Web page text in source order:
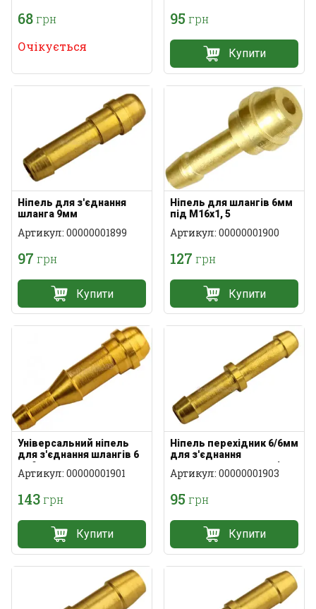
68грн
Очікується
95 грн
Купити
Ніпель для з'єднання
шланга 9мм
Артикул: 00000001899
97 грн
Купити
Ніпель для шлангів 6мм
під М16х1, 5
Артикул: 00000001900
127 грн
Купити
Універсальний ніпель
для з'єднання шлангів 6
та 9мм
Артикул: 00000001901
143грн
Купити
Ніпель перехідник 6/6мм
для з'єднання
зварювальних шлангів
6мм
Артикул: 00000001903
95 грн
Купити